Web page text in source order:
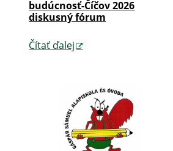
budúcnosť-Číčov 2026
diskusný fórum
Čítať ďalej